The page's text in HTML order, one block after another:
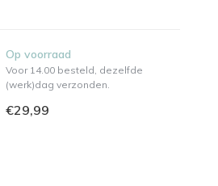
Op voorraad
Voor 14.00 besteld, dezelfde
(werk)dag verzonden.
€29,99